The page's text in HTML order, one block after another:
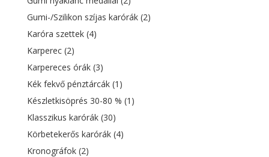
Gumi-/Szilikon szíjas karórák (2)
Karóra szettek (4)
Karperec (2)
Karpereces órák (3)
Kék fekvő pénztárcák (1)
Készletkisöprés 30-80 % (1)
Klasszikus karórák (30)
Körbetekerős karórák (4)
Kronográfok (2)